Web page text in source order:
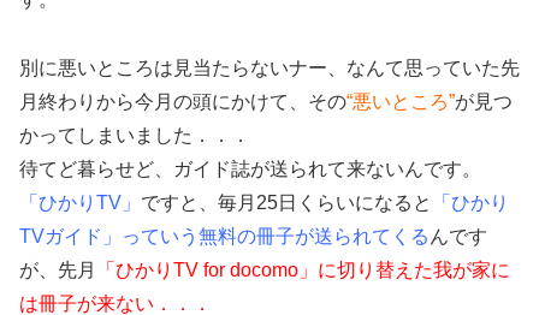
別に悪いところは見当たらないナー、なんて思っていた先
月終わりから今月の頭にかけて、その“悪いところ”が見つ
かってしまいました．．．
待てど暮らせど、ガイド誌が送られて来ないんです。
「ひかりTV」 ですと、毎月25日くらいになると
「ひかり
TVガイド」っていう無料の冊子が送られてくる んです
が、先月
「ひかりTV for docomo」に切り替えた我が家に
は冊子が来ない．．．